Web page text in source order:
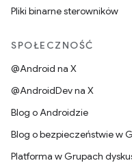
Pliki binarne sterowników
SPOŁECZNOŚĆ
@Android na X
@AndroidDev na X
Blog o Androidzie
Blog o bezpieczeństwie w
Platforma w Grupach